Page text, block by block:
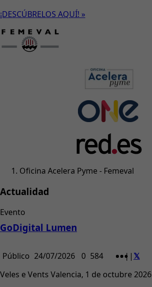
¡DESCÚBRELOS AQUÍ! »
Oficina Acelera Pyme - Femeval
Actualidad
Evento
GoDigital Lumen
Público 24/07/2026 0 584 | |
Veles e Vents Valencia, 1 de octubre 2026